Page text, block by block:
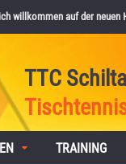
willkommen auf der neuen
TTC
TRAINING